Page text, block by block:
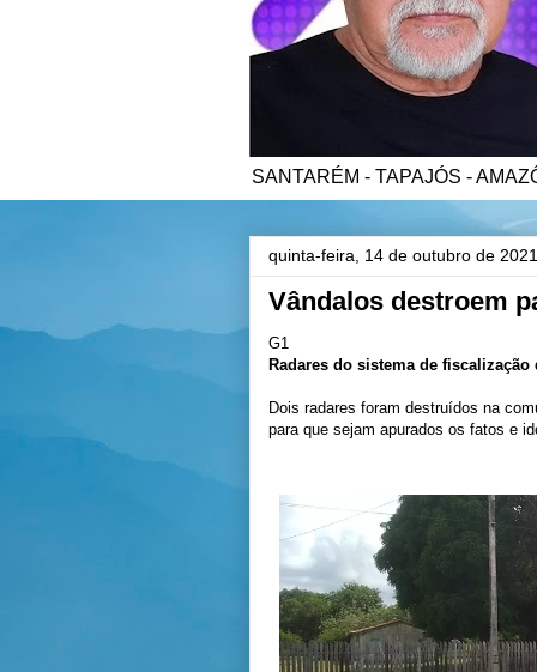
SANTARÉM - TAPAJÓS -
quinta-feira, 14 de outubro de 2021
Vândalos destroem
G1
Radares do sistema de
Dois radares foram destruídos na
para que sejam apurados os fatos e